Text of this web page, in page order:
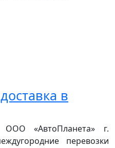
в
ООО «АвтоПланета» г.
перевозки